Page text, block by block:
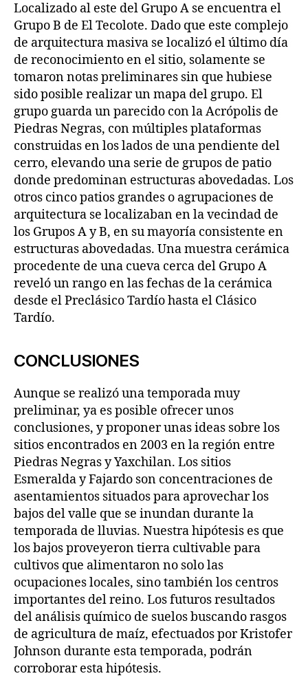
Localizado al este del Grupo A se encuentra el
Grupo B de El Tecolote. Dado que este complejo
de arquitectura masiva se localizó el último día
de reconocimiento en el sitio, solamente se
tomaron notas preliminares sin que hubiese
sido posible realizar un mapa del grupo. El
grupo guarda un parecido con la Acrópolis de
Piedras Negras, con múltiples plataformas
construidas en los lados de una pendiente del
cerro, elevando una serie de grupos de patio
donde predominan estructuras abovedadas. Los
otros cinco patios grandes o agrupaciones de
arquitectura se localizaban en la vecindad de
los Grupos A y B, en su mayoría consistente en
estructuras abovedadas. Una muestra cerámica
procedente de una cueva cerca del Grupo A
reveló un rango en las fechas de la cerámica
desde el Preclásico Tardío hasta el Clásico
Tardío.
CONCLUSIONES
Aunque se realizó una temporada muy
preliminar, ya es posible ofrecer unos
conclusiones, y proponer unas ideas sobre los
sitios encontrados en 2003 en la región entre
Piedras Negras y Yaxchilan. Los sitios
Esmeralda y Fajardo son concentraciones de
asentamientos situados para aprovechar los
bajos del valle que se inundan durante la
temporada de lluvias. Nuestra hipótesis es que
los bajos proveyeron tierra cultivable para
cultivos que alimentaron no solo las
ocupaciones locales, sino también los centros
importantes del reino. Los futuros resultados
del análisis químico de suelos buscando rasgos
de agricultura de maíz, efectuados por Kristofer
Johnson durante esta temporada, podrán
corroborar esta hipótesis.